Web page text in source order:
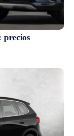
precios